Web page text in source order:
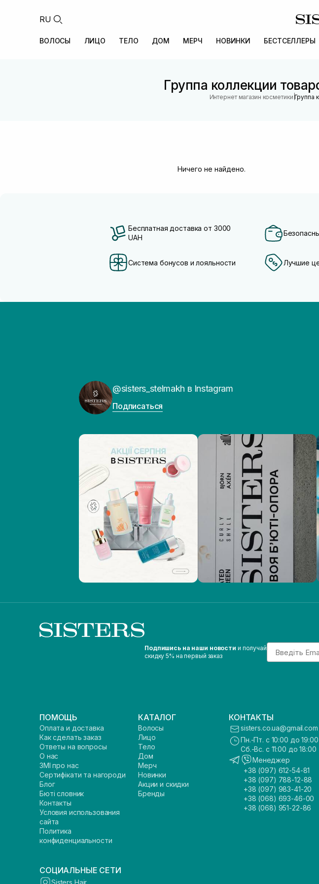
RU
ВОЛОСЫ ЛИЦО ТЕЛО ДОМ МЕРЧ НОВИНКИ БЕСТСЕЛЛЕРЫ
Группа коллекции
Интернет магазин косметики |Группа
Ничего не найдено.
Бесплатная доставка от 3000
UAH
Система бонусов и лояльности Лучшие
@sisters_stelmakh в Instagram
Подписаться
Подпишись на наши новости и получай
скидку 5% на первый заказ
Email
ПОМОЩЬ
Оплата и доставка
Как сделать заказ
Ответы на вопросы
О нас
ЗМІ про нас
Сертифікати та нагороди
Блог
Бюті словник
Контакты
Условия использования
сайта
Политика
конфиденциальности
КАТАЛОГ
Волосы
Лицо
Тело
Дом
Мерч
Новинки
Акции и скидки
Бренды
КОНТАКТЫ
sisters.co.ua@gmail.com
Пн.-Пт. с 10:00 до 19:00
Сб.-Вс. с 11:00 до 18:00
Менеджер
+38 (097) 612-54-81
+38 (097) 788-12-88
+38 (097) 983-41-20
+38 (068) 693-46-00
+38 (068) 951-22-86
СОЦИАЛЬНЫЕ СЕТИ
Sisters Hair